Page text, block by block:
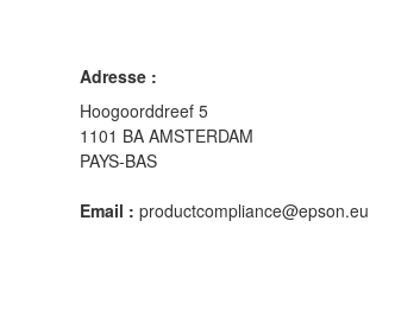
Adresse :
Hoogoorddreef 5
1101 BA AMSTERDAM
PAYS-BAS
Email : productcompliance@epson.eu